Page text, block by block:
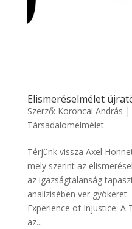
Elismeréselmélet
Szerző: Koroncai András |
Társadalomelmélet
Térjünk vissza Axel
mely szerint az
az igazságtalanság
analízisében ver gyökeret
Experience of Injustice: A
az...